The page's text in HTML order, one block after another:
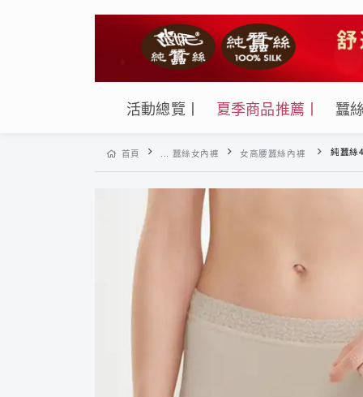
活動總覽丨 夏季商品推薦丨 蠶
首頁 ... 蠶絲女內褲 女高腰蠶絲內褲 純蠶絲42